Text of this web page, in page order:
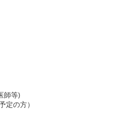
等)
の方）